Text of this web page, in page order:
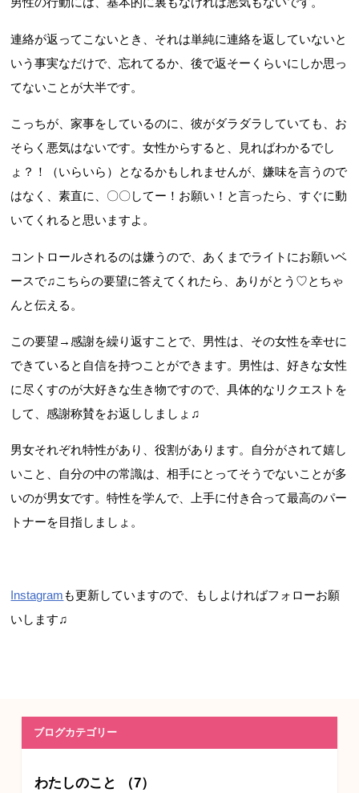
連絡が返ってこないとき、それは単純に連絡を返していないと
いう事実なだけで、忘れてるか、後で返そーくらいにしか思っ
てないことが大半です。
こっちが、家事をしているのに、彼がダラダラしていても、お
そらく悪気はないです。女性からすると、見ればわかるでし
ょ？！（いらいら）となるかもしれませんが、嫌味を言うので
はなく、素直に、〇〇してー！お願い！と言ったら、すぐに動
いてくれると思いますよ。
コントロールされるのは嫌うので、あくまでライトにお願いベ
ースで♫こちらの要望に答えてくれたら、ありがとう♡とちゃ
んと伝える。
この要望→感謝を繰り返すことで、男性は、その女性を幸せに
できていると自信を持つことができます。男性は、好きな女性
に尽くすのが大好きな生き物ですので、具体的なリクエストを
して、感謝称賛をお返ししましょ♫
男女それぞれ特性があり、役割があります。自分がされて嬉し
いこと、自分の中の常識は、相手にとってそうでないことが多
いのが男女です。特性を学んで、上手に付き合って最高のパー
トナーを目指しましょ。
Instagramも更新していますので、もしよければフォローお願
いします♫
ブログカテゴリー
わたしのこと （7）